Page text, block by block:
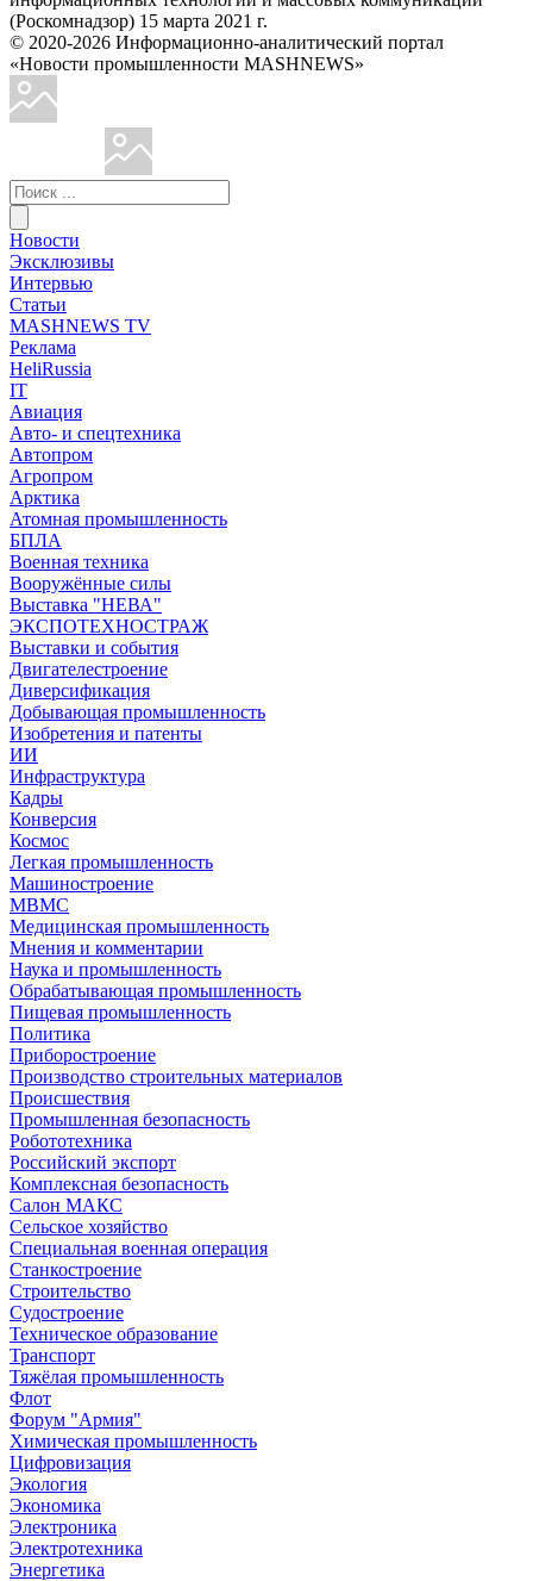
(Роскомнадзор) 15 марта 2021 г.
© 2020-2026 Информационно-аналитический портал
«Новости промышленности MASHNEWS»
Новости
Эксклюзивы
Интервью
Статьи
MASHNEWS TV
Реклама
HeliRussia
IT
Авиация
Авто- и спецтехника
Автопром
Агропром
Арктика
Атомная промышленность
БПЛА
Военная техника
Вооружённые силы
Выставка "НЕВА"
ЭКСПОТЕХНОСТРАЖ
Выставки и события
Двигателестроение
Диверсификация
Добывающая промышленность
Изобретения и патенты
ИИ
Инфраструктура
Кадры
Конверсия
Космос
Легкая промышленность
Машиностроение
МВМС
Медицинская промышленность
Мнения и комментарии
Наука и промышленность
Обрабатывающая промышленность
Пищевая промышленность
Политика
Приборостроение
Производство строительных материалов
Происшествия
Промышленная безопасность
Робототехника
Российский экспорт
Комплексная безопасность
Салон МАКС
Сельское хозяйство
Специальная военная операция
Станкостроение
Строительство
Судостроение
Техническое образование
Транспорт
Тяжёлая промышленность
Флот
Форум "Армия"
Химическая промышленность
Цифровизация
Экология
Экономика
Электроника
Электротехника
Энергетика